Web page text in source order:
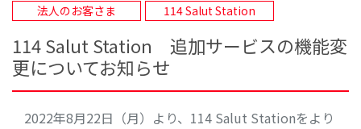
法人のお客さま 114 Salut Station
114 Salut Station 追加サービスの機能変
更についてお知らせ
2022年8月22日（月）より、114 Salut Stationをより